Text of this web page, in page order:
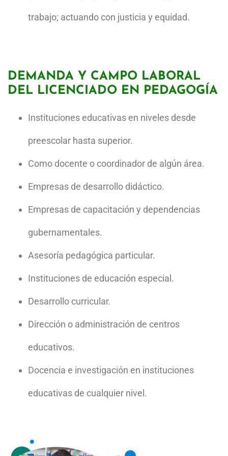
trabajo; actuando con justicia y equidad.
DEMANDA Y CAMPO LABORAL
DEL LICENCIADO EN PEDAGOGÍA
Instituciones educativas en niveles desde
preescolar hasta superior.
Como docente o coordinador de algún área.
Empresas de desarrollo didáctico.
Empresas de capacitación y dependencias
gubernamentales.
Asesoría pedagógica particular.
Instituciones de educación especial.
Desarrollo curricular.
Dirección o administración de centros
educativos.
Docencia e investigación en instituciones
educativas de cualquier nivel.